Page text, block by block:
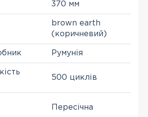
370 мм
brown earth
(коричневий)
Румунія
500 циклів
Пересічна